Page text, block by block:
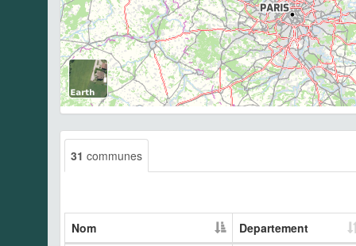
31 communes
Nom
Departement